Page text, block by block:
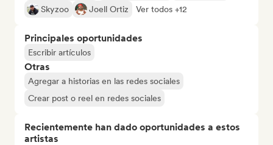
Skyzoo
Joell Ortiz Ver todos +12
Principales oportunidades
Escribir artículos
Otras
Agregar a historias en las redes sociales
Crear post o reel en redes sociales
Recientemente han dado oportunidades a estos
artistas